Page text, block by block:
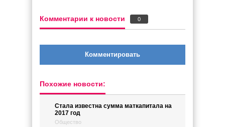
Комментарии к новости 0
Комментировать
Похожие новости:
Стала известна сумма маткапитала на
2017 год
Общество